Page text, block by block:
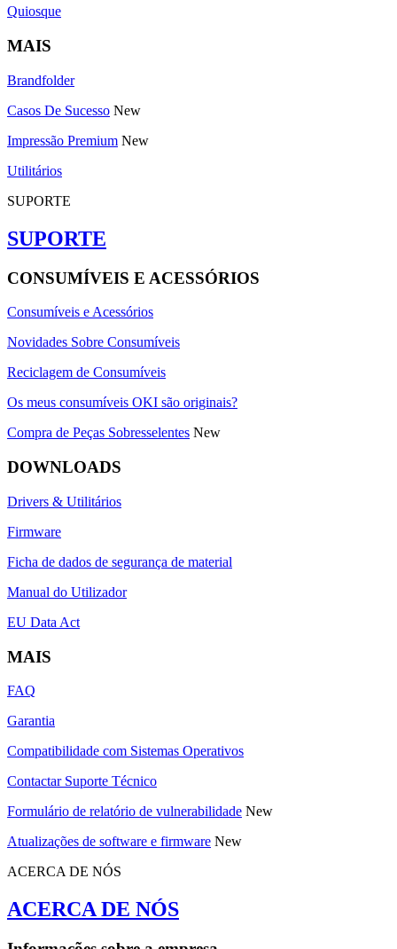
Quiosque
MAIS
Brandfolder
Casos De Sucesso New
Impressão Premium New
Utilitários
SUPORTE
SUPORTE
CONSUMÍVEIS E ACESSÓRIOS
Consumíveis e Acessórios
Novidades Sobre Consumíveis
Reciclagem de Consumíveis
Os meus consumíveis OKI são originais?
Compra de Peças Sobresselentes New
DOWNLOADS
Drivers & Utilitários
Firmware
Ficha de dados de segurança de material
Manual do Utilizador
EU Data Act
MAIS
FAQ
Garantia
Compatibilidade com Sistemas Operativos
Contactar Suporte Técnico
Formulário de relatório de vulnerabilidade New
Atualizações de software e firmware New
ACERCA DE NÓS
ACERCA DE NÓS